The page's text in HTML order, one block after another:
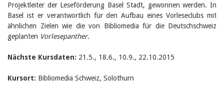
Nicole Rothen
Manuela Nyffeler-Lanker
Alle Autoren
Archiv
Juni 2026
Dezember 2025
Projektleiter der Leseförderung Basel Stadt, gewonnen werden. In
Basel ist er verantwortlich für den Aufbau eines Vorleseclubs mit
ähnlichen Zielen wie die von Bibliomedia für die Deutschschweiz
geplanten Vorlesepanther.
Nächste Kursdaten: 21.5., 18.6., 10.9., 22.10.2015
Kursort: Bibliomedia Schweiz, Solothurn